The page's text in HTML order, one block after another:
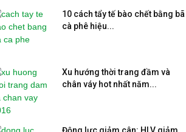
10 cách tẩy tế bào chết bằng bã
cà phê hiệu...
Xu hướng thời trang đầm và
chân váy hot nhất năm...
Động lực giảm cân: HLV giảm